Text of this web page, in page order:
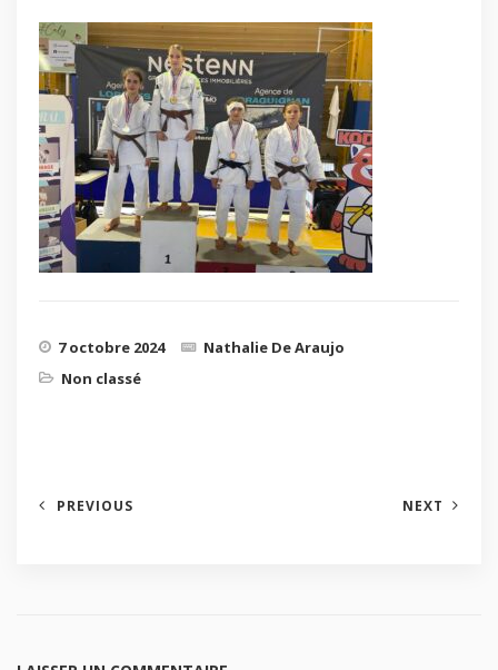
7 octobre 2024
Nathalie De Araujo
Non classé
PREVIOUS NEXT